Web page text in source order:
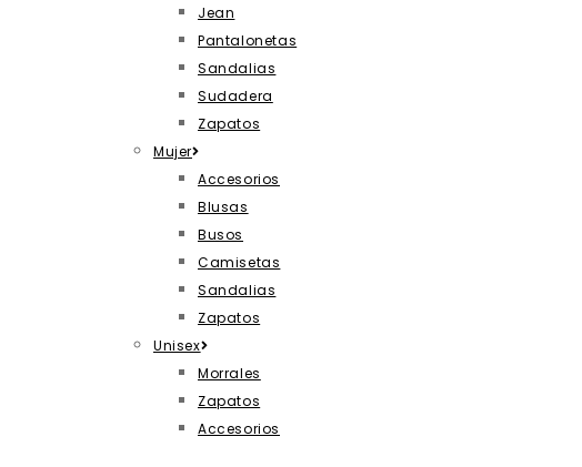
Jean
Pantalonetas
Sandalias
Sudadera
Zapatos
Mujer
Accesorios
Blusas
Busos
Camisetas
Sandalias
Zapatos
Unisex
Morrales
Zapatos
Accesorios